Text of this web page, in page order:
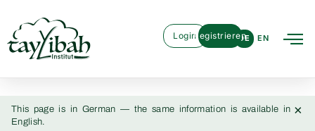
DE EN
LoginRegistrieren
This page is in German — the same information is available in
English.
×